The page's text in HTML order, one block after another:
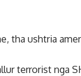
tha ushtria
terrorist nga